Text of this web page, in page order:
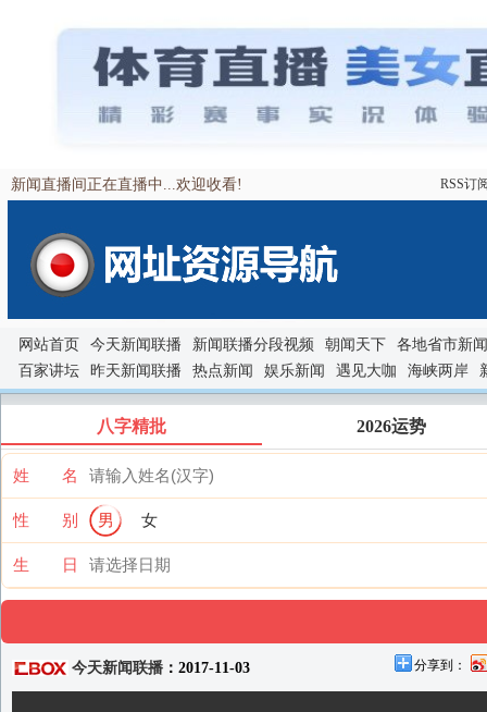
新闻直播间正在直播中...欢迎收看! RSS订
网站首页 今天新闻联播 新闻联播分段视频 朝闻天下
各地省市新
百家讲坛
昨天新闻联播 热点新闻 娱乐新闻 遇见大咖 海峡两岸
八字精批 2026运势
姓 名
性 别 男 女
生 日
今天新闻联播 ：2017-11-03 分享到：